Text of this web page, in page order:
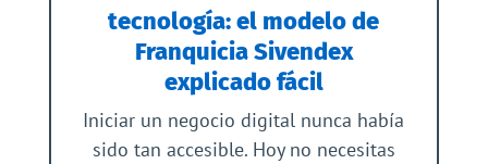
tecnología: el modelo de
Franquicia Sivendex
explicado fácil
Iniciar un negocio digital nunca había
sido tan accesible. Hoy no necesitas